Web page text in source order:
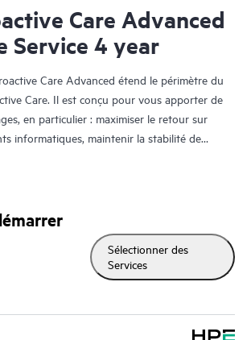
Care Advanced
Service 4 year
Care Advanced étend le périmètre du
Care. Il est conçu pour vous apporter de
en particulier : maximiser le retour sur
informatiques, maintenir la stabilité de
et commerciaux, réduire les coûts
permettre de se consacrer aux tâches
responsable de compte support HPE (ASM)
personnalisées sur les plans
et vous fait part des meilleures
Care Advanced vous aide à gagner
surveillance et une analyse en temps réel des
Sélectionner des
Services